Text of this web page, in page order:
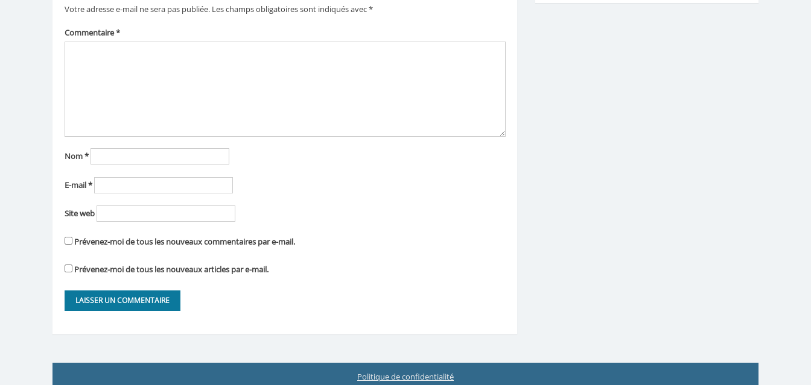
Votre adresse e-mail ne sera pas publiée. Les champs obligatoires sont indiqués avec*
Commentaire*
Nom*
E-mail*
Site web
Prévenez-moi de tous les nouveaux commentaires par e-mail.
Prévenez-moi de tous les nouveaux articles par e-mail.
Politique de confidentialité